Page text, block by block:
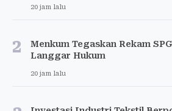
20 jam lalu
2
Menkum Tegaskan Rekam
Langgar Hukum
20 jam lalu